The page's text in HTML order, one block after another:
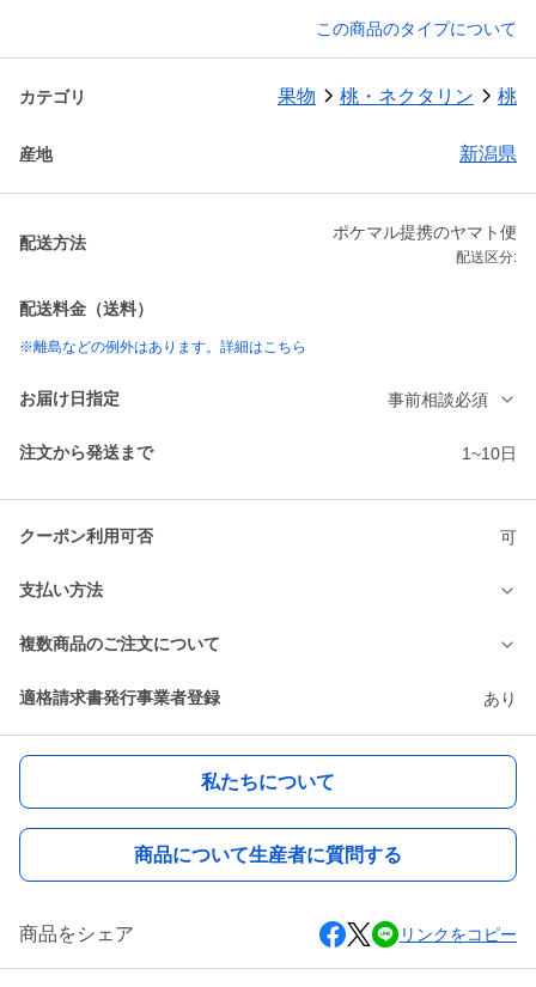
この商品のタイプについて
カテゴリ 果物 桃・ネクタリン 桃
産地 新潟県
配送方法
ポケマル提携のヤマト便
配送区分:
配送料金（送料）
※離島などの例外はあります。詳細はこちら
お届け日指定 事前相談必須
注文から発送まで 1~10日
クーポン利用可否 可
支払い方法
複数商品のご注文について
適格請求書発行事業者登録 あり
私たちについて
商品について生産者に質問する
商品をシェア リンクをコピー